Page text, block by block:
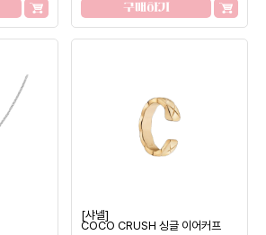
구매하기
[샤넬]
COCO CRUSH 싱글 이어커프